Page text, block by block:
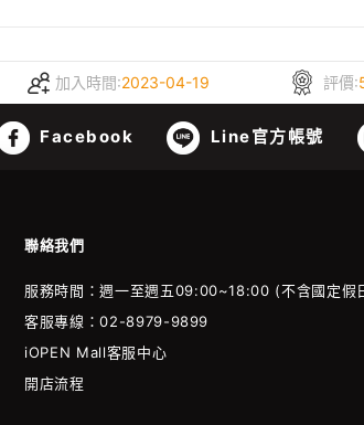
加入時間:2023-04-19 評價:
Facebook Line官方帳號
聯絡我們
服務時間：週一至週五09:00~18:00 (不含國定假
客服專線：02-8979-9899
iOPEN Mall客服中心
開店流程